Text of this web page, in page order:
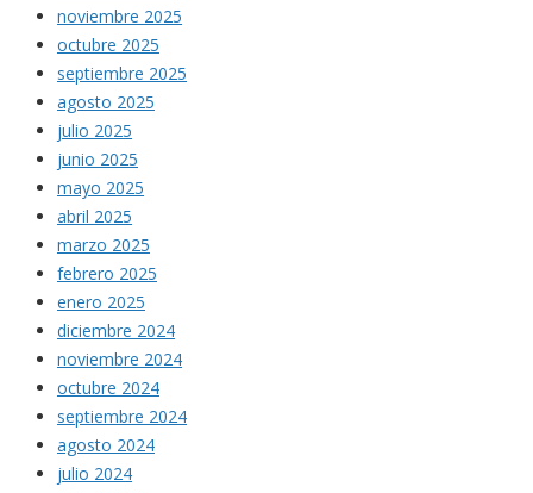
noviembre 2025
octubre 2025
septiembre 2025
agosto 2025
julio 2025
junio 2025
mayo 2025
abril 2025
marzo 2025
febrero 2025
enero 2025
diciembre 2024
noviembre 2024
octubre 2024
septiembre 2024
agosto 2024
julio 2024